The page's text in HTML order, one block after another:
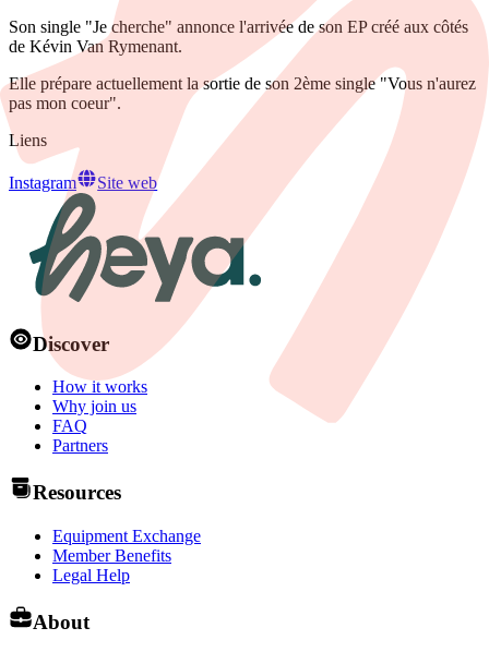
Son single "Je cherche" annonce l'arrivée de son EP créé aux côtés
de Kévin Van Rymenant.
Elle prépare actuellement la sortie de son 2ème single "Vous n'aurez
pas mon coeur".
Liens
Instagram Site web
Discover
How it works
Why join us
FAQ
Partners
Resources
Equipment Exchange
Member Benefits
Legal Help
About